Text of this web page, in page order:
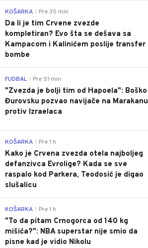
KOŠARKA Pre 35 min
Da li je tim Crvene zvezde
kompletiran? Evo šta se dešava sa
Kampacom i Kalinićem poslije transfer
bombe
FUDBAL Pre 51 min
"Zvezda je bolji tim od Hapoela": Boško
Đurovsku pozvao navijače na Marakanu
protiv Izraelaca
KOŠARKA Pre 1 h
Kako je Crvena zvezda otela najboljeg
defanzivca Evrolige? Kada se sve
raspalo kod Parkera, Teodosić je digao
slušalicu
KOŠARKA Pre 1 h
"To da pitam Crnogorca od 140 kg
mišića?": NBA superstar nije smio da
pisne kad je vidio Nikolu